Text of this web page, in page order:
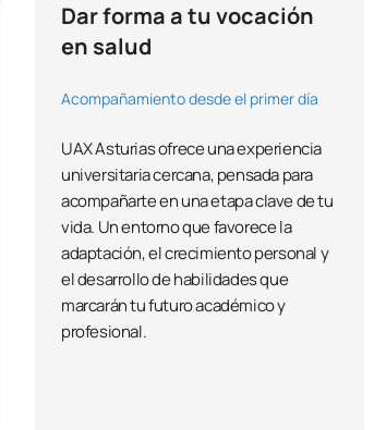
Dar forma a tu vocación
en salud
Acompañamiento desde el primer día
UAX Asturias ofrece una experiencia
universitaria cercana, pensada para
acompañarte en una etapa clave de tu
vida. Un entorno que favorece la
adaptación, el crecimiento personal y
el desarrollo de habilidades que
marcarán tu futuro académico y
profesional.